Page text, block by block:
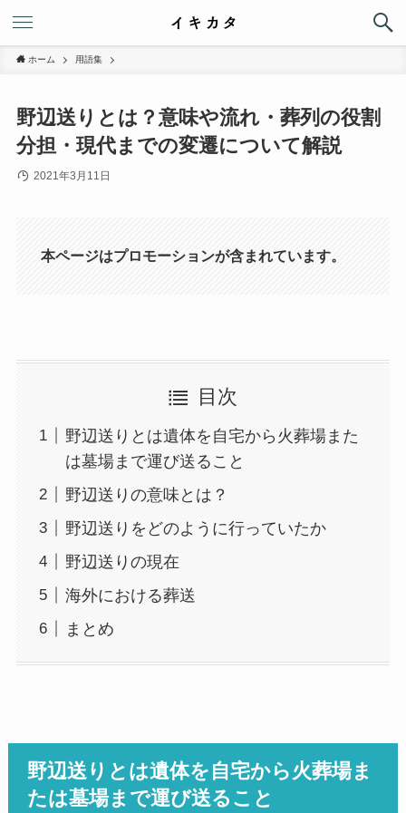
ホーム 用語集
野辺送りとは？意味や流れ・葬列の役割
分担・現代までの変遷について解説
2021年3月11日
本ページはプロモーションが含まれています。
目次
野辺送りとは遺体を自宅から火葬場また
は墓場まで運び送ること
野辺送りの意味とは？
野辺送りをどのように行っていたか
野辺送りの現在
海外における葬送
まとめ
野辺送りとは遺体を自宅から火葬場ま
たは墓場まで運び送ること